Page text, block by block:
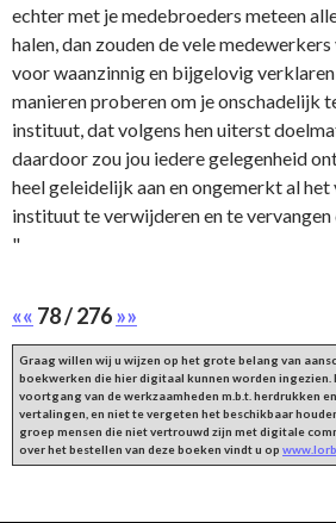
echter met je medebroeders meteen
halen, dan zouden de vele
voor waanzinnig en bijgelovig
manieren proberen om je onschadelijk
instituut, dat volgens hen uiterst
daardoor zou jou iedere gelegenheid
heel geleidelijk aan en ongemerkt al
instituut te verwijderen en te
"
«« 78 / 276»»
Graag willen wij u wijzen op het grote belang van
boekwerken die hier digitaal kunnen worden ingezien.
voortgang van de werkzaamheden m.b.t. herdrukken
vertalingen, en niet te vergeten het beschikbaar
groep mensen die niet vertrouwd zijn met digitale
over het bestellen van deze boeken vindt u op